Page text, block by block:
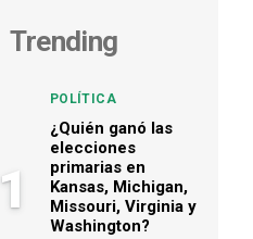
Trending
1
POLÍTICA
¿Quién ganó las
elecciones
primarias en
Kansas, Michigan,
Missouri, Virginia y
Washington?